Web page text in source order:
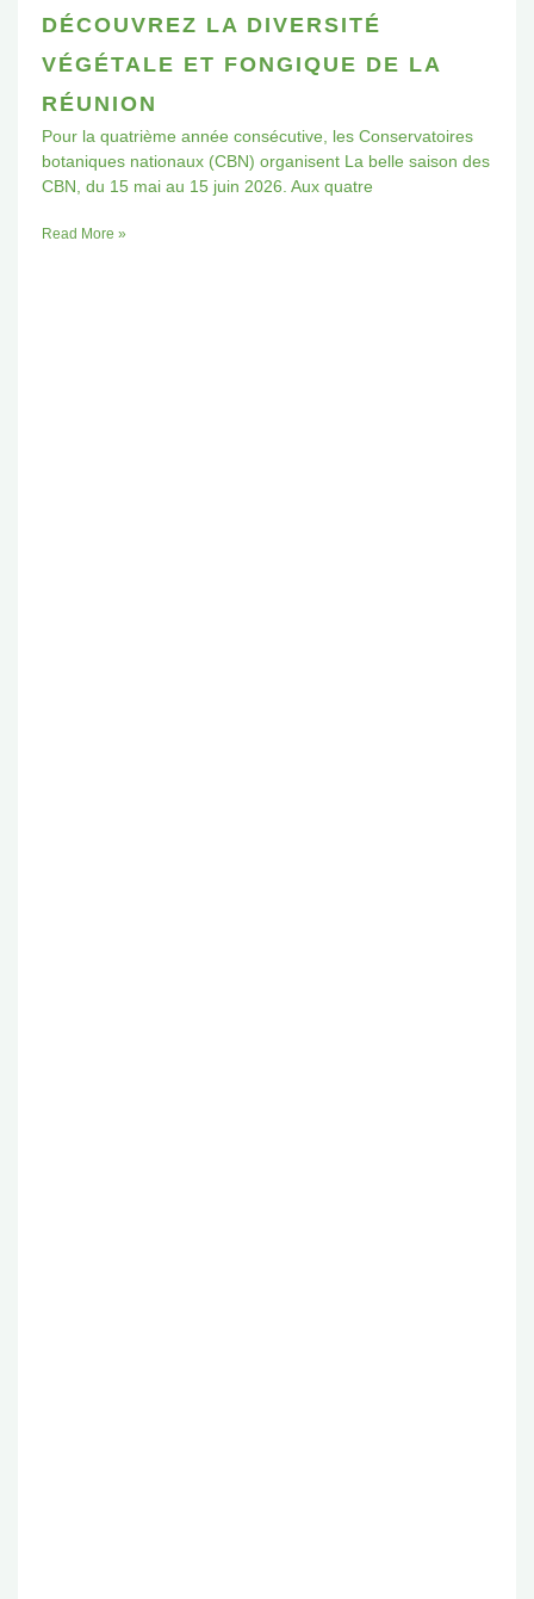
DÉCOUVREZ LA DIVERSITÉ
VÉGÉTALE ET FONGIQUE DE LA
RÉUNION
Pour la quatrième année consécutive, les Conservatoires
botaniques nationaux (CBN) organisent La belle saison des
CBN, du 15 mai au 15 juin 2026. Aux quatre
Read More »